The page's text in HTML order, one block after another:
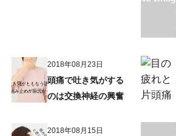
2018年08月23日
頭痛で吐き気がする
のは交換神経の興奮
2018年08月15日